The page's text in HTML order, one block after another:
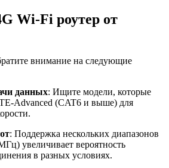
Wi-Fi роутер от
внимание на следующие
данных: Ищите модели, которые
Advanced (CAT6 и выше) для
: Поддержка нескольких диапазонов
увеличивает вероятность
в разных условиях.